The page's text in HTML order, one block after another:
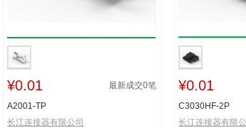
¥0.01 最新成交0笔
A2001-TP
长江连接器有限公司
¥0.01
C3030HF-2P
长江连接器有限